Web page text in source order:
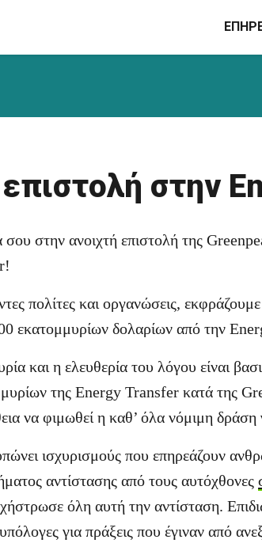
στην
στην ανοιχτή επιστολή της
πολίτες και οργανώσεις,
εκατομμυρίων δολαρίων από την
και η ελευθερία του λόγου είναι
της Energy Transfer κατά της
να φιμωθεί η καθ’ όλα νόμιμη
ισχυρισμούς που επηρεάζουν
αντίστασης από τους αυτόχθονες
όλη αυτή την αντίσταση.
για πράξεις που έγιναν από